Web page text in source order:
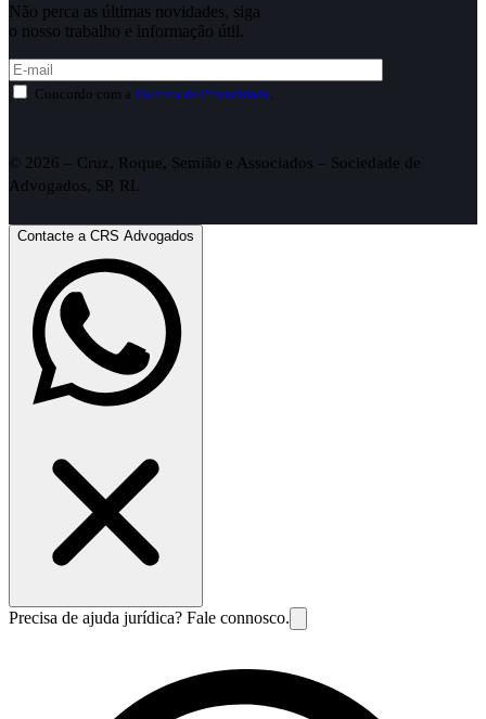
Não perca as últimas novidades, siga
o nosso trabalho e informação útil.
Concordo com a Política de Privacidade
© 2026 – Cruz, Roque, Semião e Associados – Sociedade de
Advogados, SP, RL
Contacte a CRS Advogados
Precisa de ajuda jurídica? Fale connosco.